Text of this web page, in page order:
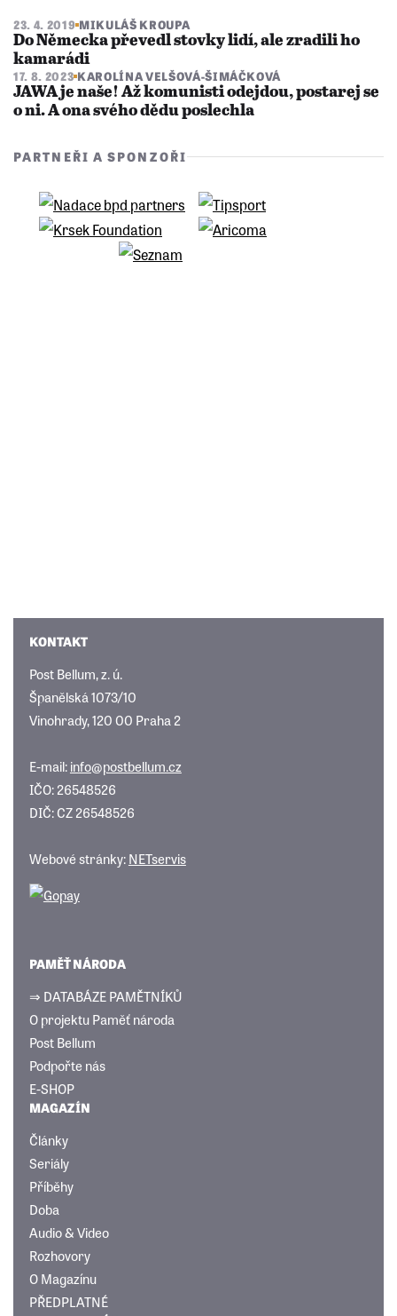
23. 4. 2019 MIKULÁŠ KROUPA
Do Německa převedl stovky lidí, ale zradili ho
kamarádi
17. 8. 2023 KAROLÍNA VELŠOVÁ-ŠIMÁČKOVÁ
JAWA je naše! Až komunisti odejdou, postarej se
o ni. A ona svého dědu poslechla
PARTNEŘI A SPONZOŘI
KONTAKT
Post Bellum, z. ú.
Španělská 1073/10
Vinohrady, 120 00 Praha 2
E-mail:info@postbellum.cz
IČO: 26548526
DIČ: CZ 26548526
Webové stránky:NETservis
PAMĚŤ NÁRODA
⇒ DATABÁZE PAMĚTNÍKŮ
O projektu Paměť národa
Post Bellum
Podpořte nás
E-SHOP
MAGAZÍN
Články
Seriály
Příběhy
Doba
Audio & Video
Rozhovory
O Magazínu
PŘEDPLATNÉ